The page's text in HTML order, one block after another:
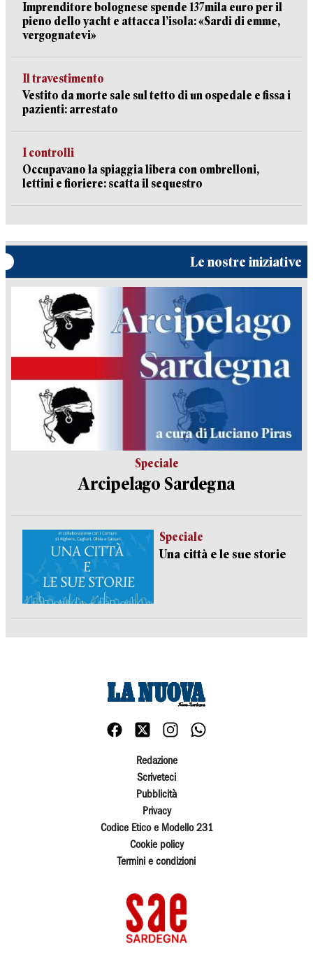
Imprenditore bolognese spende 137mila euro per il
pieno dello yacht e attacca l’isola: «Sardi di emme,
vergognatevi»
Il travestimento
Vestito da morte sale sul tetto di un ospedale e fissa i
pazienti: arrestato
I controlli
Occupavano la spiaggia libera con ombrelloni,
lettini e fioriere: scatta il sequestro
Le nostre iniziative
Speciale
Arcipelago Sardegna
Speciale
Una città e le sue storie
Redazione
Scriveteci
Pubblicità
Privacy
Codice Etico e Modello 231
Cookie policy
Termini e condizioni